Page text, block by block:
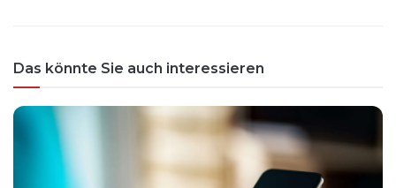
Das könnte Sie auch interessieren